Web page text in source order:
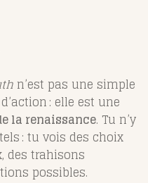
n’est pas une simple
: elle est une
la renaissance. Tu n’y
: tu vois des choix
des trahisons
possibles.